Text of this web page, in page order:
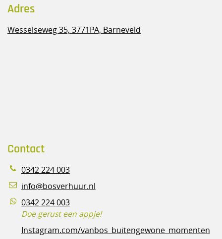
Adres
Wesselseweg 35, 3771PA, Barneveld
Contact
0342 224 003
info@bosverhuur.nl
0342 224 003
Doe gerust een appje!
Instagram.com/vanbos_buitengewone_momenten